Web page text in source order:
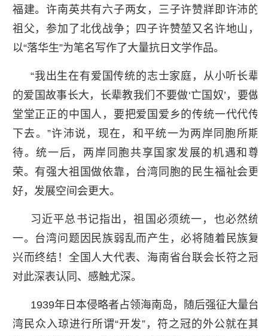
福建。许南英共有六子两女，三子许赞牂即许沛的
祖父，参加了北伐战争；四子许赞堃又名许地山，
以“落华生”为笔名写作了大量抗日文学作品。
“我出生在有爱国传统的志士家庭，从小听长辈
的爱国故事长大，长辈教我们不要做‘亡国奴’，要做
堂堂正正的中国人，要把爱国爱乡的传统一代代传
下去。”许沛说，现在，和平统一为两岸同胞所期
待。统一后，两岸同胞共享国家发展的机遇和尊
荣。有强大祖国做依靠，台湾同胞的民生福祉会更
好，发展空间会更大。
习近平总书记指出，祖国必须统一，也必然统
一。台湾问题因民族弱乱而产生，必将随着民族复
兴而终结！全国人大代表、海南省台联会长符之冠
对此深表认同、感触尤深。
1939年日本侵略者占领海南岛，随后强征大量台
湾民众入琼进行所谓“开发”，符之冠的外公就在其